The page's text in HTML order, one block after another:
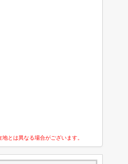
とは異なる場合がございます。